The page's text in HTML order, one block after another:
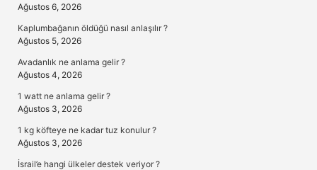
Ağustos 6, 2026
Kaplumbağanın öldüğü nasıl anlaşılır ?
Ağustos 5, 2026
Avadanlık ne anlama gelir ?
Ağustos 4, 2026
1 watt ne anlama gelir ?
Ağustos 3, 2026
1 kg köfteye ne kadar tuz konulur ?
Ağustos 3, 2026
İsrail’e hangi ülkeler destek veriyor ?